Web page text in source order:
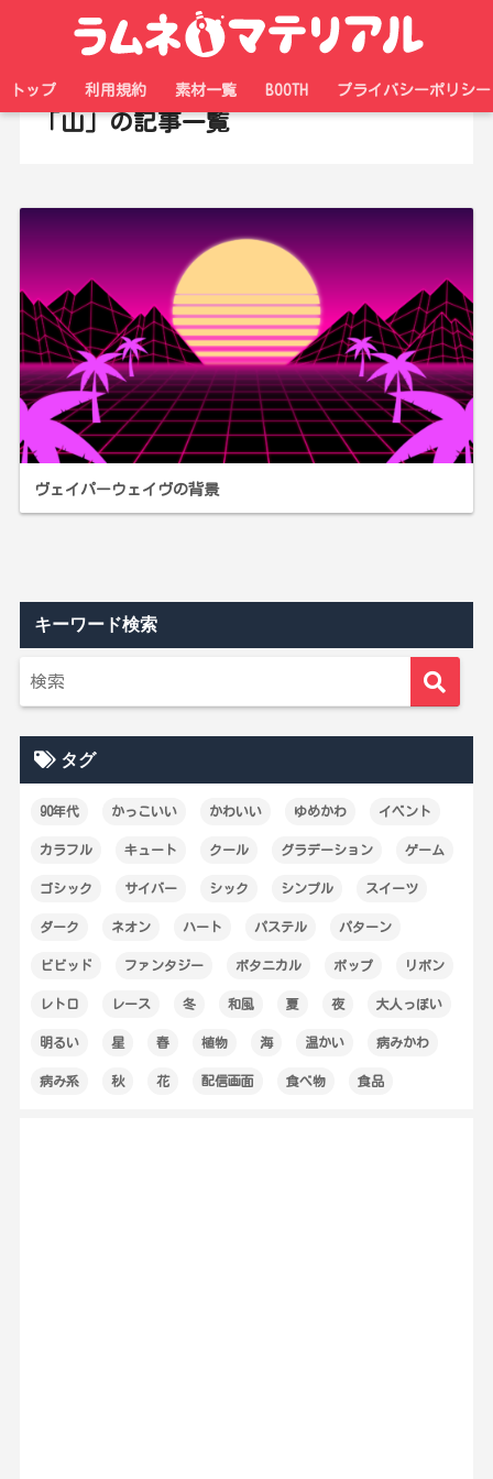
トップ 利用規約 素材一覧 BOOTH プライバシーポリシー
「山」の記事一覧
ヴェイパーウェイヴの背景
キーワード検索
タグ
90年代 かっこいい かわいい ゆめかわ イベント
カラフル キュート クール グラデーション ゲーム
ゴシック サイバー シック シンプル スイーツ
ダーク ネオン ハート パステル パターン
ビビッド ファンタジー ボタニカル ポップ リボン
レトロ レース 冬 和風 夏 夜 大人っぽい
明るい 星 春 植物 海 温かい 病みかわ
病み系 秋 花 配信画面 食べ物 食品